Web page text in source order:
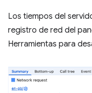
Los tiempos del
registro de red del
Herramientas para